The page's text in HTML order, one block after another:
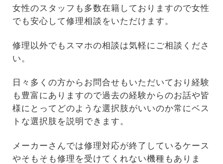
女性のスタッフも多数在籍しておりますので女性
でも安心して修理相談をいただけます。
修理以外でもスマホの相談は気軽にご相談くださ
い。
日々多くの方からお問合せもいただいており経験
も豊富にありますので過去の経験からのお話や皆
様にとってどのような選択肢がいいのか常にベス
トな選択肢を説明できます。
メーカーさんでは修理対応が終了しているケース
やそもそも修理を受けてくれない機種もありま